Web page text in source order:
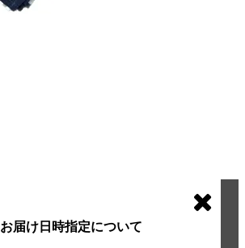
お届け日時指定について